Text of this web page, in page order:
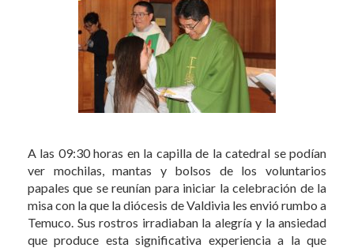
A las 09:30 horas en la capilla de la catedral se podían
ver mochilas, mantas y bolsos de los voluntarios
papales que se reunían para iniciar la celebración de la
misa con la que la diócesis de Valdivia les envió rumbo a
Temuco. Sus rostros irradiaban la alegría y la ansiedad
que produce esta significativa experiencia a la que